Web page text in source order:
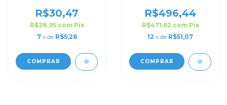
R$30,47
R$28,95 com Pix
7 x de R$5,26
COMPRAR
R$496,44
R$471,62 com Pix
12 x de R$51,07
COMPRAR